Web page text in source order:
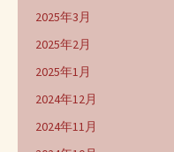
2025年3月
2025年2月
2025年1月
2024年12月
2024年11月